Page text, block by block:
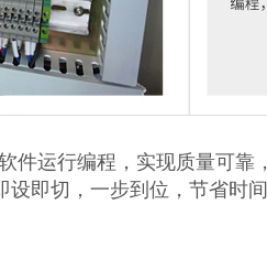
运行编程，实现质量可靠
即切，一步到位，节省时间